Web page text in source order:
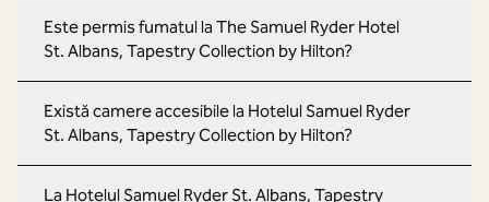
Este permis fumatul la The Samuel Ryder Hotel
St. Albans, Tapestry Collection by Hilton?
Există camere accesibile la Hotelul Samuel Ryder
St. Albans, Tapestry Collection by Hilton?
La Hotelul Samuel Ryder St. Albans, Tapestry